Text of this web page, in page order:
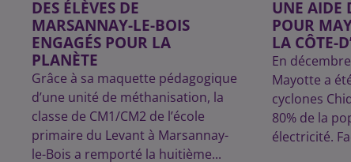
DES ÉLÈVES DE
MARSANNAY-LE-BOIS
ENGAGÉS POUR LA
PLANÈTE
Grâce à sa maquette pédagogique
d’une unité de méthanisation, la
classe de CM1/CM2 de l’école
primaire du Levant à Marsannay-
le-Bois a remporté la huitième...
UNE AIDE
POUR
LA CÔTE-
En
Mayotte a
cyclones
80% de la
électricité.